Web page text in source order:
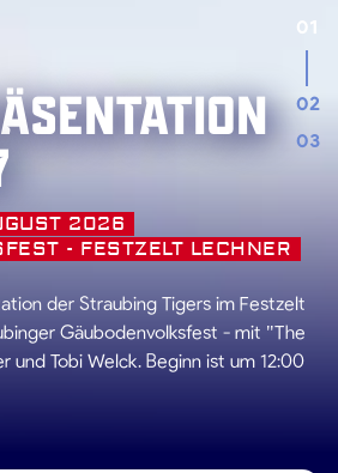
01
02
03
2026
- FESTZELT LECHNER
der Straubing Tigers im Festzelt
Gäubodenvolksfest - mit "The
und Tobi Welck. Beginn ist um 12:00